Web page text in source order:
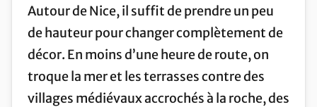
Autour de Nice, il suffit de prendre un peu
de hauteur pour changer complètement de
décor. En moins d’une heure de route, on
troque la mer et les terrasses contre des
villages médiévaux accrochés à la roche, des